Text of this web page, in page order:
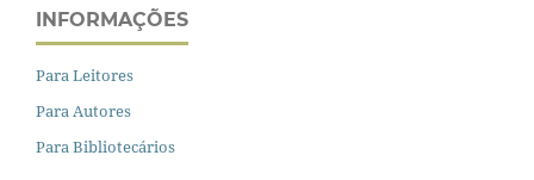
INFORMAÇÕES
Para Leitores
Para Autores
Para Bibliotecários